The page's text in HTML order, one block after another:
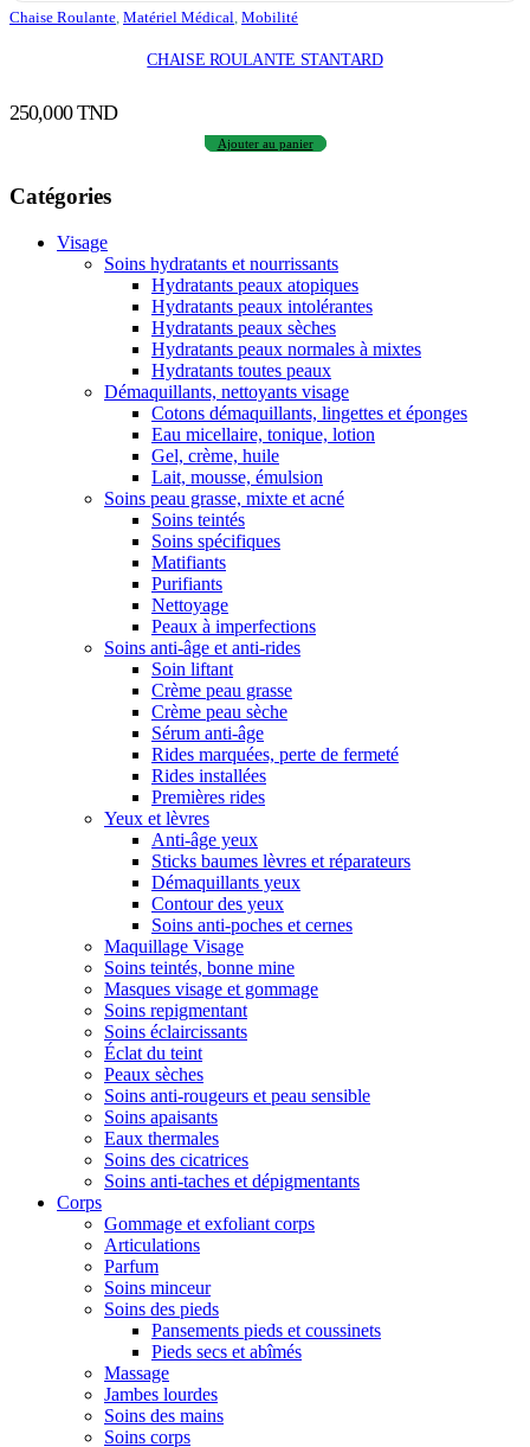
Chaise Roulante Matériel Médical Mobilité
CHAISE ROULANTE STANTARD
250,000TND
Ajouter au panier
Catégories
Visage
Soins hydratants et nourrissants
Hydratants peaux atopiques
Hydratants peaux intolérantes
Hydratants peaux sèches
Hydratants peaux normales à mixtes
Hydratants toutes peaux
Démaquillants, nettoyants visage
Cotons démaquillants, lingettes et éponges
Eau micellaire, tonique, lotion
Gel, crème, huile
Lait, mousse, émulsion
Soins peau grasse, mixte et acné
Soins teintés
Soins spécifiques
Matifiants
Purifiants
Nettoyage
Peaux à imperfections
Soins anti-âge et anti-rides
Soin liftant
Crème peau grasse
Crème peau sèche
Sérum anti-âge
Rides marquées, perte de fermeté
Rides installées
Premières rides
Yeux et lèvres
Anti-âge yeux
Sticks baumes lèvres et réparateurs
Démaquillants yeux
Contour des yeux
Soins anti-poches et cernes
Maquillage Visage
Soins teintés, bonne mine
Masques visage et gommage
Soins repigmentant
Soins éclaircissants
Éclat du teint
Peaux sèches
Soins anti-rougeurs et peau sensible
Soins apaisants
Eaux thermales
Soins des cicatrices
Soins anti-taches et dépigmentants
Corps
Gommage et exfoliant corps
Articulations
Parfum
Soins minceur
Soins des pieds
Pansements pieds et coussinets
Pieds secs et abîmés
Massage
Jambes lourdes
Soins des mains
Soins corps